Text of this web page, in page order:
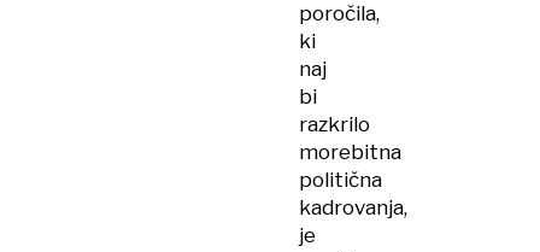
poročila,
ki
naj
bi
razkrilo
morebitna
politična
kadrovanja,
je